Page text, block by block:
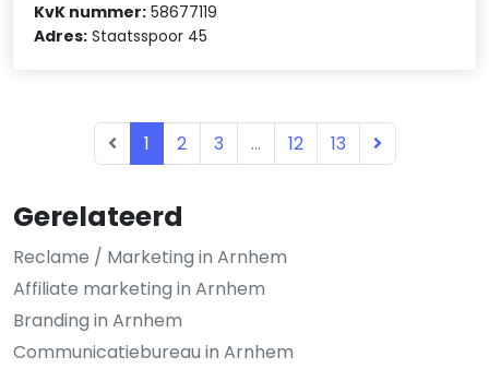
Gerelateerd
Reclame / Marketing in Arnhem
Affiliate marketing in Arnhem
Branding in Arnhem
Communicatiebureau in Arnhem
KvK nummer: 58677119
Adres: Staatsspoor 45
1 2 3 ... 12 13